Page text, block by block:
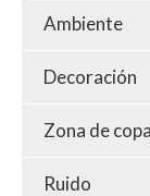
Ambiente
Decoración
Zona de
Ruido